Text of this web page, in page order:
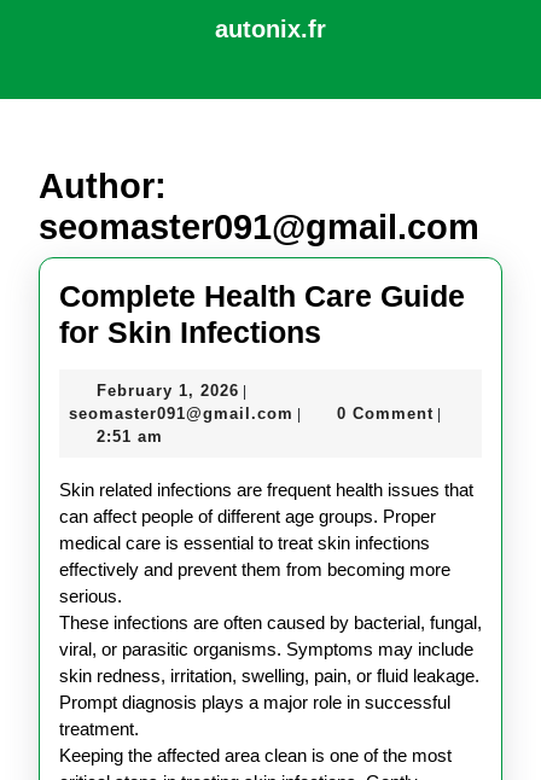
autonix.fr
Button
Author:
seomaster091@gmail.com
Complete Health Care Guide
for Skin Infections
Care
for
Skin
Infections
February 1, 2026 February
1,
seomaster091@gmail.com seomaster091@gmail.com
0 Comment
2:51 am
Skin related infections are frequent health issues that
can affect people of different age groups. Proper
medical care is essential to treat skin infections
effectively and prevent them from becoming more
serious.
These infections are often caused by bacterial, fungal,
viral, or parasitic organisms. Symptoms may include
skin redness, irritation, swelling, pain, or fluid leakage.
Prompt diagnosis plays a major role in successful
treatment.
Keeping the affected area clean is one of the most